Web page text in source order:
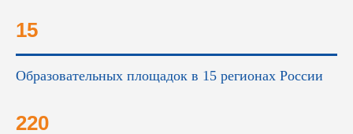
15
Образовательных площадок в 15 регионах России
220